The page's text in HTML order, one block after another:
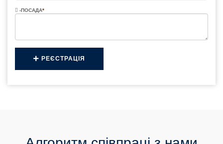
-ПОСАДА*
РЕЄСТРАЦІЯ